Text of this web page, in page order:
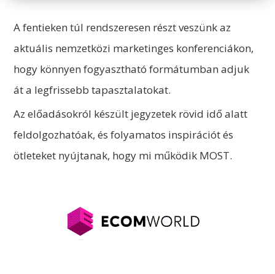
A fentieken túl rendszeresen részt veszünk az
aktuális nemzetközi marketinges konferenciákon,
hogy könnyen fogyasztható formátumban adjuk
át a legfrissebb tapasztalatokat.
Az előadásokról készült jegyzetek rövid idő alatt
feldolgozhatóak, és folyamatos inspirációt és
ötleteket nyújtanak, hogy mi működik MOST.